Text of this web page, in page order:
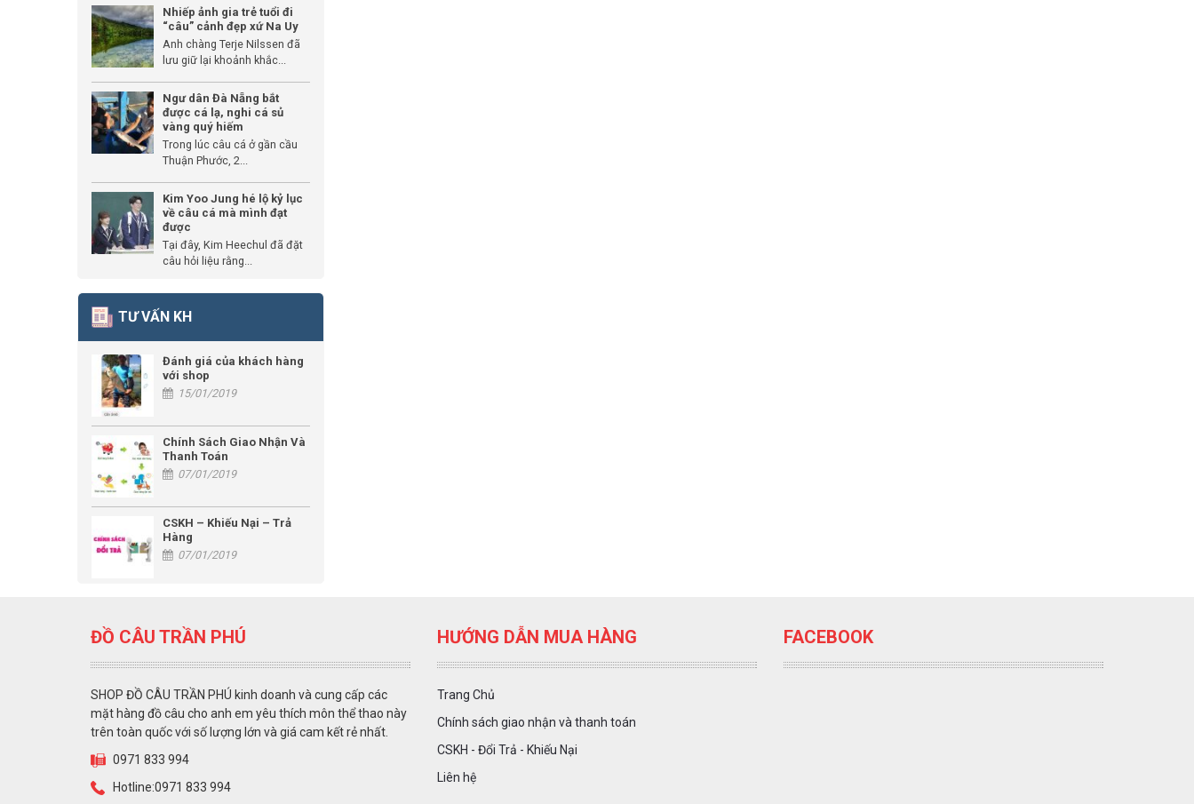
Nhiếp ảnh gia trẻ tuổi đi
“câu” cảnh đẹp xứ Na Uy
Anh chàng Terje Nilssen đã
lưu giữ lại khoảnh khắc...
Ngư dân Đà Nẵng bắt
được cá lạ, nghi cá sủ
vàng quý hiếm
Trong lúc câu cá ở gần cầu
Thuận Phước, 2...
Kim Yoo Jung hé lộ kỷ lục
về câu cá mà mình đạt
được
Tại đây, Kim Heechul đã đặt
câu hỏi liệu rằng...
TƯ VẤN KH
Đánh giá của khách hàng
với shop
15/01/2019
Chính Sách Giao Nhận Và
Thanh Toán
07/01/2019
CSKH – Khiếu Nại – Trả
Hàng
07/01/2019
ĐỒ CÂU TRẦN PHÚ
SHOP ĐỒ CÂU TRẦN PHÚ kinh doanh và cung cấp các
mặt hàng đồ câu cho anh em yêu thích môn thể thao này
trên toàn quốc với số lượng lớn và giá cam kết rẻ nhất.
0971 833 994
Hotline:0971 833 994
HƯỚNG DẪN MUA HÀNG
Trang Chủ
Chính sách giao nhận và thanh toán
CSKH - Đổi Trả - Khiếu Nại
Liên hệ
FACEBOOK